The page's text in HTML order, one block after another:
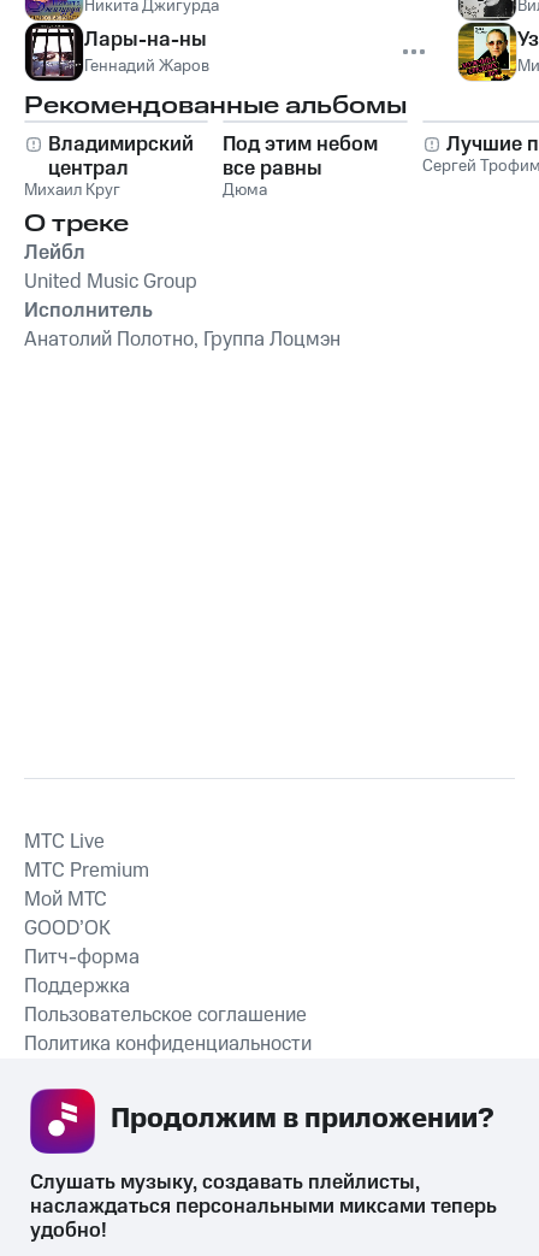
Никита Джигурда
Лары-на-ны
Геннадий Жаров
Рекомендованные альбомы
Владимирский
централ
Михаил Круг
Под этим небом
все равны
Дюма
Лучшие
Сергей
О треке
Лейбл
United Music Group
Исполнитель
Анатолий Полотно, Группа Лоцмэн
СКАЧАТЬ ПРИЛОЖЕНИЕ
MTС Live
MTС Premium
Мой МТС
GOOD’OK
Питч-форма
Поддержка
Пользовательское соглашение
Политика конфиденциальности
Слушать музыку, создавать плейлисты,
наслаждаться персональными миксами теперь
удобно!